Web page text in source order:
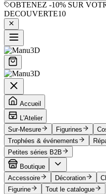
OBTENEZ -10% SUR
DECOUVERTE10
Accueil
L'Atelier
Sur-Mesure
Figurines
Trophées & événements
Petites séries B2B
Boutique
Accessoire
Décoration
Figurine
Tout le catalogue